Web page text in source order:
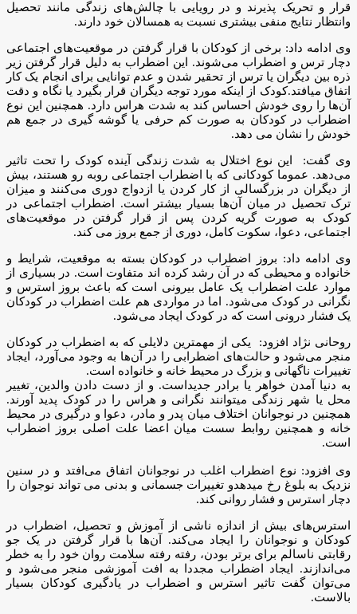
قرار و تحریک پذیرند و در رویایی با چالش‌های زندگی مانند تحصیل
وانتظار نتایج منفی بیشتری نسبت به همسالان خود دارند.
وی ادامه داد: برخی از کودکان با قرار گرفتن در موقعیت‌های اجتماعی
دچار ترس و اضطراب می‌شوند. این اضطراب به دلیل قرار گرفتن زیر
ذره بین دیگران یا ترس از تحقیر شدن و عدم توانایی برای انجام یک کار
اتفاق میافتد.کودک از اینکه مورد توجه دیگران قرار بگیرد یا نگاه و دقت
آن‌ها را روی خودش احساس کند به شدت هراس دارد. همچنین این نوع
اضطراب در کودکان به صورت کم حرفی یا گوشه گیری در جمع هم
خودش را نشان می دهد.
وی گفت: این نوع اختلال به شدت زندگی آینده کودک را تحت تاثیر
می‌دهد. عموما کودکانی که با اضطراب اجتماعی روبه رو هستند، بیش
از دیگران در بزرگسالی از کار کردن یا ازدواج دوری می‌کنند و میزان
ترک تحصیل در میان آن‌ها بسیار بیشتر است. اضطراب اجتماعی در
کودک به صورت گریه کردن پس از قرار گرفتن در موقعیت‌های
اجتماعی، دعوا، سکوت کامل، دوری از جمع بروز می کند.
وی ادامه داد: بروز اضطراب در کودکان بسته به موقعیت، شرایط و
خانواده و محیطی که در آن رشد کرده اند متفاوت است. در بسیاری از
موارد علت اضطراب یک عامل بیرونی است که باعث بروز استرس و
نگرانی در کودک می‌شود. اما در مواردی هم علت اضطراب در کودکان
یک فشار درونی است که در کودک ایجاد می‌شود.
روحانی نژاد افزود: یکی از مهمترین دلایلی که به اضطراب در کودکان
منجر می‌شود و حالت‌های اضطرابی را در آن‌ها به وجود می‌آورد، ایجاد
تغییرات ناگهانی و بزرگ در محیط خانه و خانواده است.
به دنیا آمدن خواهر یا برادر جدیداست. و از دست دادن والدین، تغییر
محل یا شهر زندگی میتوانند نگرانی و هراس را در کودک پدید آورند.
همچنین در نوجوانان اختلاف میان پدر و مادر، دعوا و درگیری در محیط
خانه و همچنین روابط سست میان اعضا علت اصلی بروز اضطراب
است.
وی افزود: نوع اضطراب اغلب در نوجوانان اتفاق می‌افتد و در سنین
نزدیک به بلوغ رخ میدهدو تغییرات جسمانی و بدنی می تواند نوجوان را
دچار استرس و فشار روانی کند.
استرس‌های بیش از اندازه ناشی از آموزش و تحصیل، اضطراب در
کودکان و نوجوانان را ایجاد می‌کند. آن‌ها با قرار گرفتن در یک جو
رقابتی ناسالم برای برتر بودن، رفته رفته سلامت روان خود را به خطر
می‌اندازند. ایجاد اضطراب مجددا به افت آموزشی منجر می‌شود و
می‌توان گفت تاثیر استرس و اضطراب در یادگیری کودکان بسیار
بالاست.